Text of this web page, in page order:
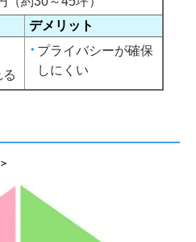
デメリット
プライバシーが確保
しにくい